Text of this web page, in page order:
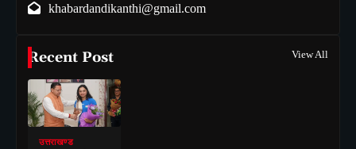
khabardandikanthi@gmail.com
Recent Post View All
उत्तराखण्ड